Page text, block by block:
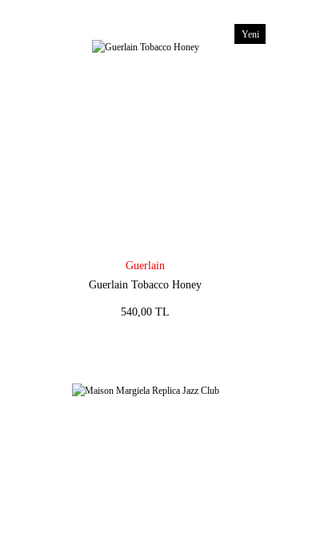
Yeni
Guerlain
Guerlain Tobacco Honey
540,00 TL